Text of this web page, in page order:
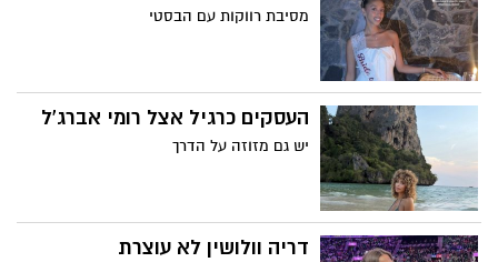
מסיבת רווקות עם הבסטי
העסקים כרגיל אצל רומי אברג'ל
יש גם מזוזה על הדרך
דריה וולושין לא עוצרת